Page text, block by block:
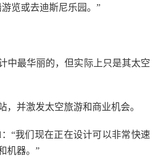
览或去迪斯尼乐园。”
中最华丽的，但实际上只是其太空
，并激发太空旅游和商业机会。
“我们现在正在设计可以非常快速
机器。”